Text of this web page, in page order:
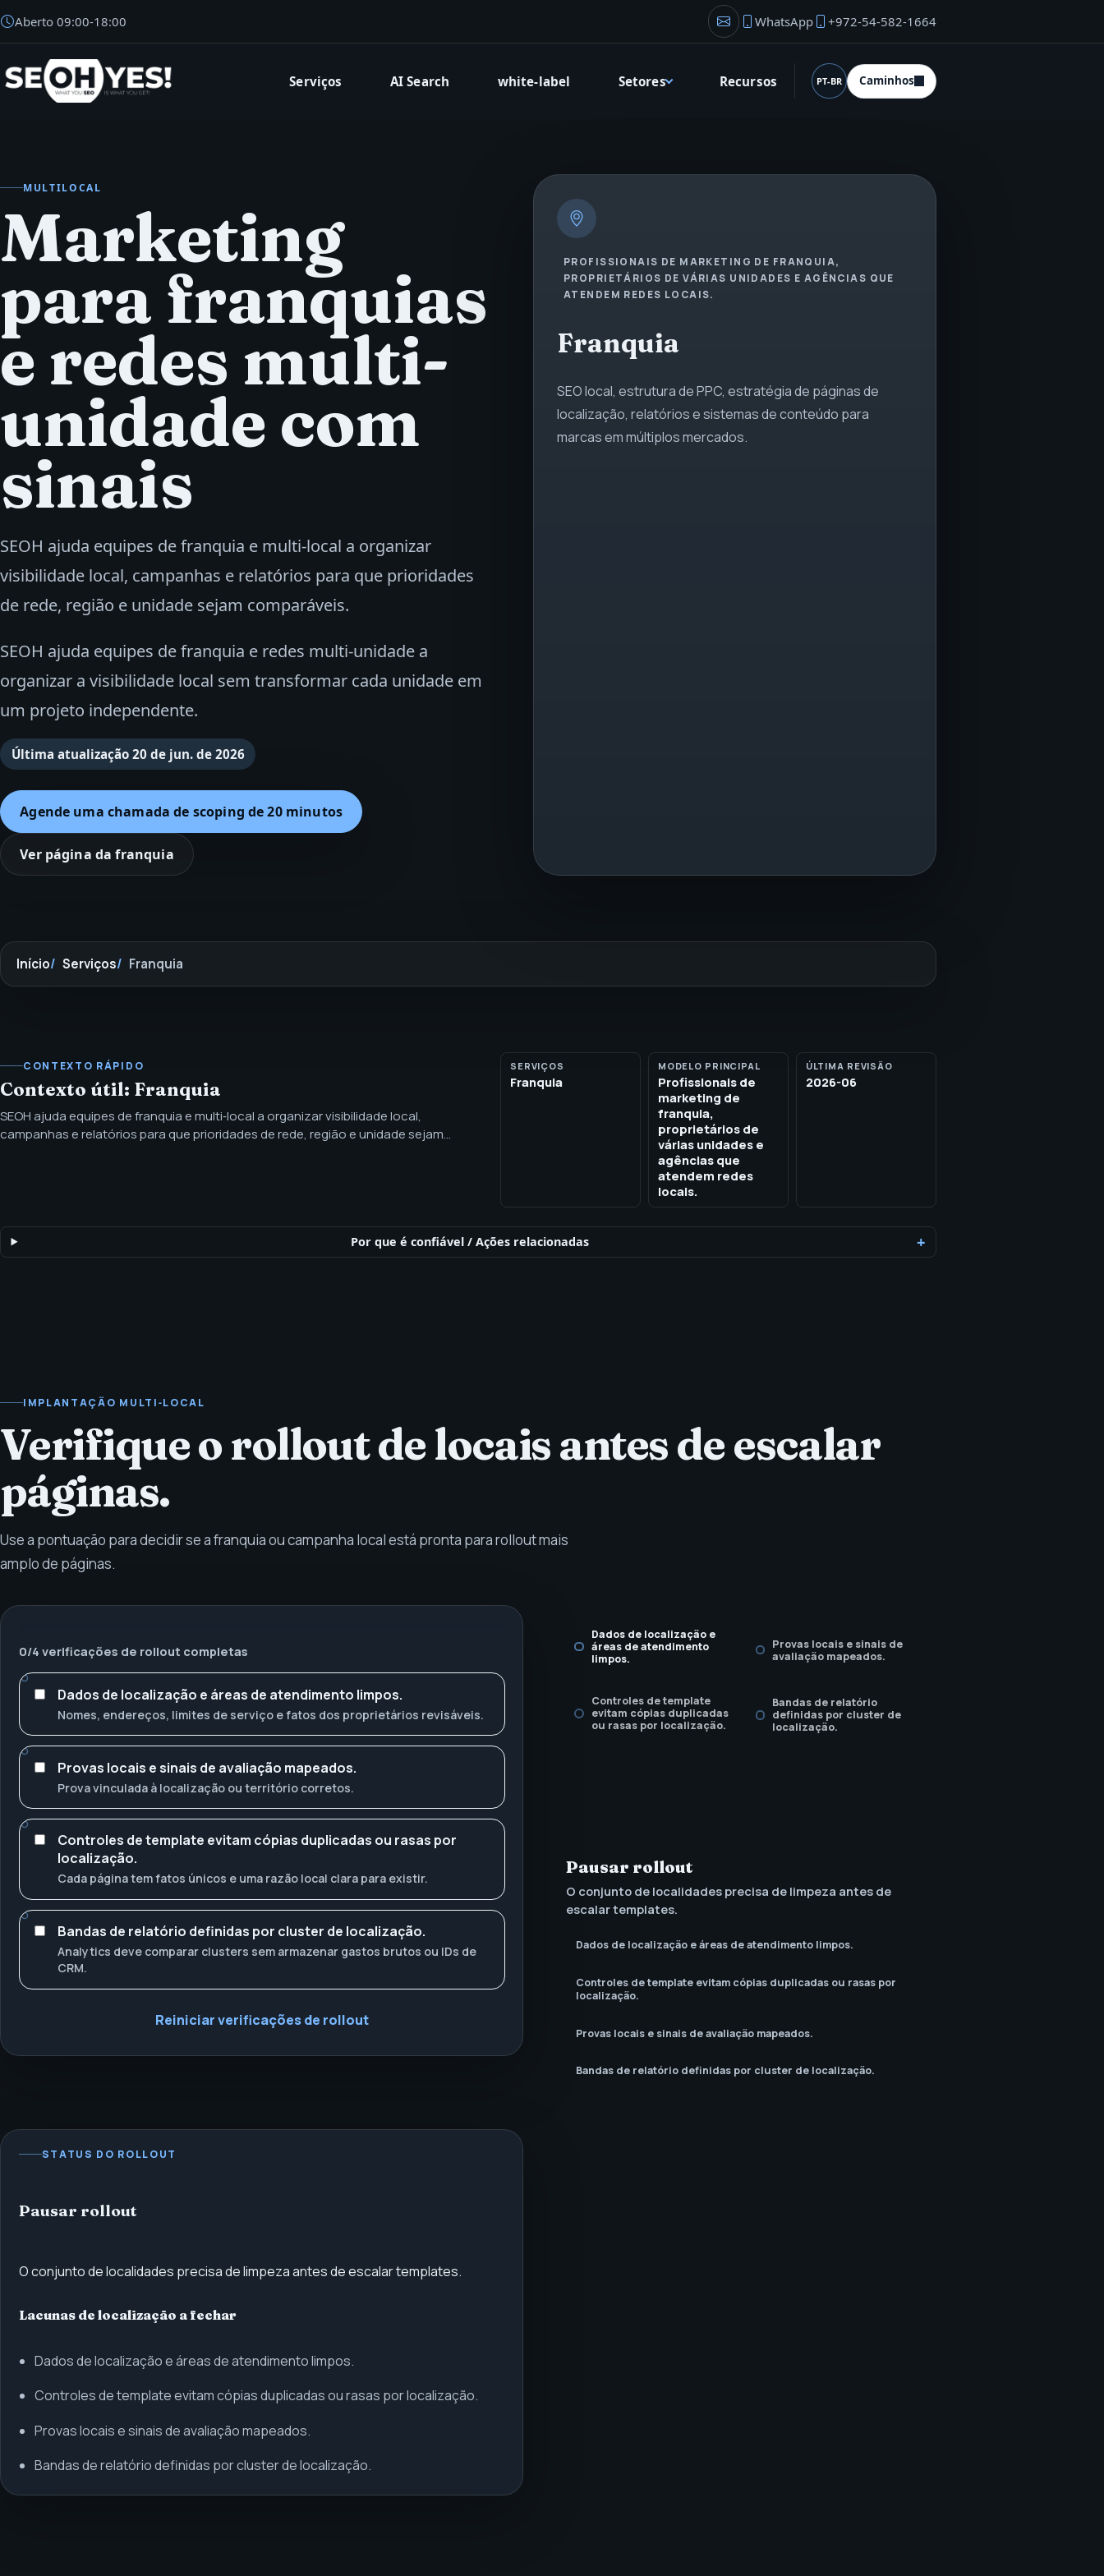
Aberto09:00-18:00 E-mail do fundador
WhatsApp +972-54-582-1664
SEOH Serviços AI Search white-label Setores Recursos Idioma (desktop)
PT-BR Caminhos
MULTILOCAL
Marketing
para franquias
e redes multi-
unidade com
sinais
SEOH ajuda equipes de franquia e multi‑local a organizar
visibilidade local, campanhas e relatórios para que prioridades
de rede, região e unidade sejam comparáveis.
SEOH ajuda equipes de franquia e redes multi-unidade a
organizar a visibilidade local sem transformar cada unidade em
um projeto independente.
Última atualização 20 de jun. de 2026
Agende uma chamada de scoping de 20 minutos
Ver página da franquia
PROFISSIONAIS DE MARKETING DE FRANQUIA,
PROPRIETÁRIOS DE VÁRIAS UNIDADES E AGÊNCIAS QUE
ATENDEM REDES LOCAIS.
Franquia
SEO local, estrutura de PPC, estratégia de páginas de
localização, relatórios e sistemas de conteúdo para
marcas em múltiplos mercados.
Início Serviços Franquia
CONTEXTO RÁPIDO
Contexto útil: Franquia
SEOH ajuda equipes de franquia e multi‑local a organizar visibilidade local,
campanhas e relatórios para que prioridades de rede, região e unidade sejam
SERVIÇOS
Franquia
MODELO PRINCIPAL
Profissionais de
marketing de
franquia,
proprietários de
várias unidades e
agências que
atendem redes
locais.
ÚLTIMA REVISÃO
2026-06
Por que é confiável /Ações relacionadas
IMPLANTAÇÃO MULTI‑LOCAL
Verifique o rollout de locais antes de escalar
páginas.
Use a pontuação para decidir se a franquia ou campanha local está pronta para rollout mais
amplo de páginas.
0/4 verificações de rollout completas
Dados de localização e áreas de atendimento limpos.
Nomes, endereços, limites de serviço e fatos dos proprietários revisáveis.
Provas locais e sinais de avaliação mapeados.
Prova vinculada à localização ou território corretos.
Controles de template evitam cópias duplicadas ou rasas por
localização.
Cada página tem fatos únicos e uma razão local clara para existir.
Bandas de relatório definidas por cluster de localização.
Analytics deve comparar clusters sem armazenar gastos brutos ou IDs de
CRM.
Reiniciar verificações de rollout
Dados de localização e
áreas de atendimento
limpos.
Provas locais e sinais de
avaliação mapeados.
Controles de template
evitam cópias duplicadas
ou rasas por localização.
Bandas de relatório
definidas por cluster de
localização.
Pausar rollout
O conjunto de localidades precisa de limpeza antes de
escalar templates.
Dados de localização e áreas de atendimento limpos.
Controles de template evitam cópias duplicadas ou rasas por
localização.
Provas locais e sinais de avaliação mapeados.
Bandas de relatório definidas por cluster de localização.
STATUS DO ROLLOUT
Pausar rollout
O conjunto de localidades precisa de limpeza antes de escalar templates.
Lacunas de localização a fechar
Dados de localização e áreas de atendimento limpos.
Controles de template evitam cópias duplicadas ou rasas por localização.
Provas locais e sinais de avaliação mapeados.
Bandas de relatório definidas por cluster de localização.